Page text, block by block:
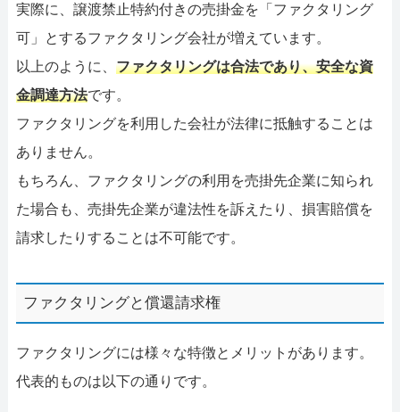
実際に、譲渡禁止特約付きの売掛金を「ファクタリング
可」とするファクタリング会社が増えています。
以上のように、 ファクタリングは合法であり、安全な資
金調達方法です。
ファクタリングを利用した会社が法律に抵触することは
ありません。
もちろん、ファクタリングの利用を売掛先企業に知られ
た場合も、売掛先企業が違法性を訴えたり、損害賠償を
請求したりすることは不可能です。
ファクタリングと償還請求権
ファクタリングには様々な特徴とメリットがあります。
代表的ものは以下の通りです。